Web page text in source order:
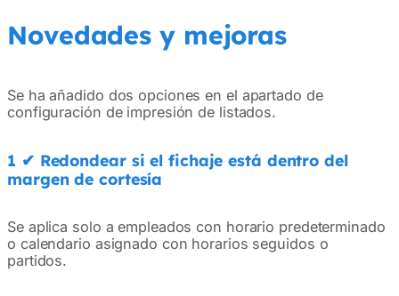
Novedades y mejoras
Se ha añadido dos opciones en el apartado de
configuración de impresión de listados.
1 ✔ Redondear si el fichaje está dentro del
margen de cortesía
Se aplica solo a empleados con horario predeterminado
o calendario asignado con horarios seguidos o
partidos.